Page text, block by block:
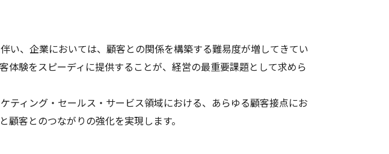
い、企業においては、顧客との関係を構築する難易度が増してきてい
験をスピーディに提供することが、経営の最重要課題として求めら
ティング・セールス・サービス領域における、あらゆる顧客接点にお
客とのつながりの強化を実現します。